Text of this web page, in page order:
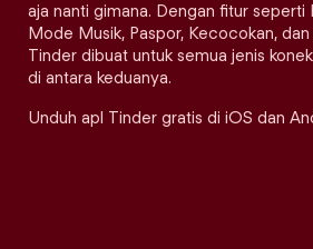
aja nanti gimana. Dengan fitur seperti
Mode Musik, Paspor, Kecocokan,
Tinder dibuat untuk semua jenis
di antara keduanya.
Unduh apl Tinder gratis di iOS dan